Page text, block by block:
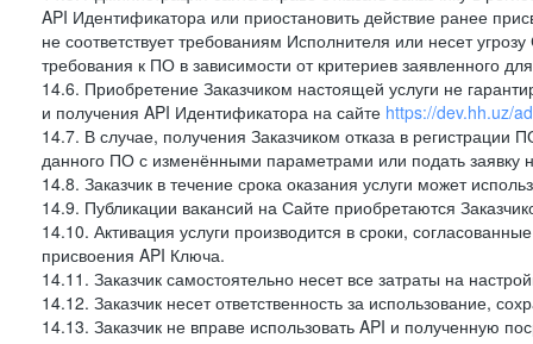
API Идентификатора или приостановить действие ранее
не соответствует требованиям Исполнителя или несет
требования к ПО в зависимости от критериев заявленного
14.6. Приобретение Заказчиком настоящей услуги не
и получения API Идентификатора на сайте https://dev.hh.uz/
14.7. В случае, получения Заказчиком отказа в регистрации
данного ПО с изменёнными параметрами или подать заявку
14.8. Заказчик в течение срока оказания услуги может
14.9. Публикации вакансий на Сайте приобретаются
14.10. Активация услуги производится в сроки,
присвоения API Ключа.
14.11. Заказчик самостоятельно несет все затраты на
14.12. Заказчик несет ответственность за использование,
14.13. Заказчик не вправе использовать API и